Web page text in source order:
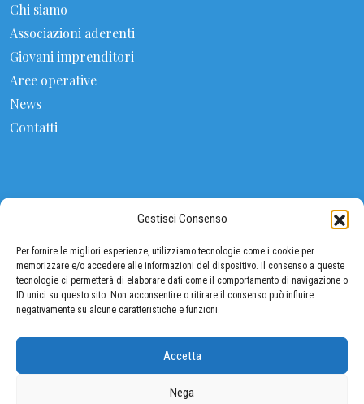
Gestisci Consenso
Per fornire le migliori esperienze, utilizziamo tecnologie come i cookie per
memorizzare e/o accedere alle informazioni del dispositivo. Il consenso a queste
tecnologie ci permetterà di elaborare dati come il comportamento di navigazione o
ID unici su questo sito. Non acconsentire o ritirare il consenso può influire
negativamente su alcune caratteristiche e funzioni.
Accetta
Nega
Chi siamo
Associazioni aderenti
Giovani imprenditori
Aree operative
News
Contatti
Viale Pasteur 10, 00144 ROMA (Eur)
Tel: 06 5903380 / 06 5903534
Fax: 06 5903342
segreteria@federalimentare.it